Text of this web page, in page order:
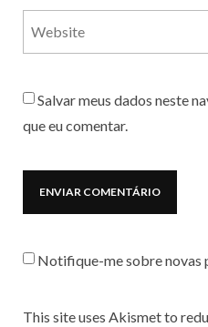
Salvar meus dados neste
que eu comentar.
Notifique-me sobre novas
This site uses Akismet to